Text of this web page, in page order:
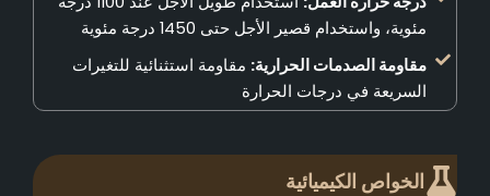
مئوية، واستخدام قصير الأجل حتى 1450 درجة مئوية
مقاومة الصدمات الحرارية:مقاومة استثنائية للتغيرات
السريعة في درجات الحرارة
الخواص الكيميائية